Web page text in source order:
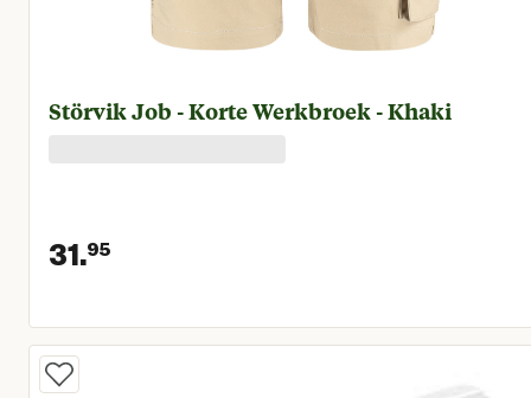
Störvik Job - Korte Werkbroek - Khaki
31.95
Huidige prijs € 31,95